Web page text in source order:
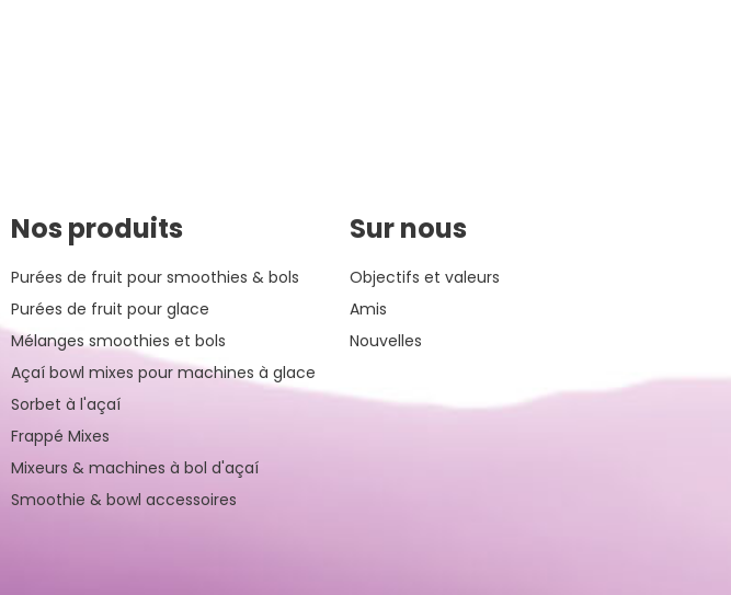
Nos produits
Purées de fruit pour smoothies & bols
Purées de fruit pour glace
Mélanges smoothies et bols
Açaí bowl mixes pour machines à glace
Sorbet à l'açaí
Frappé Mixes
Mixeurs & machines à bol d'açaí
Smoothie & bowl accessoires
Sur nous
Objectifs et valeurs
Amis
Nouvelles